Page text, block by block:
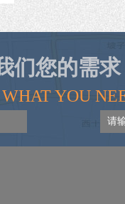
们您的需求
YOU